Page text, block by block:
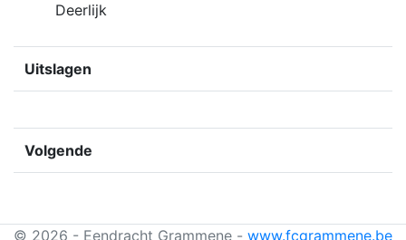
Deerlijk
Uitslagen
Volgende
© 2026 - Eendracht Grammene - www.fcgrammene.be